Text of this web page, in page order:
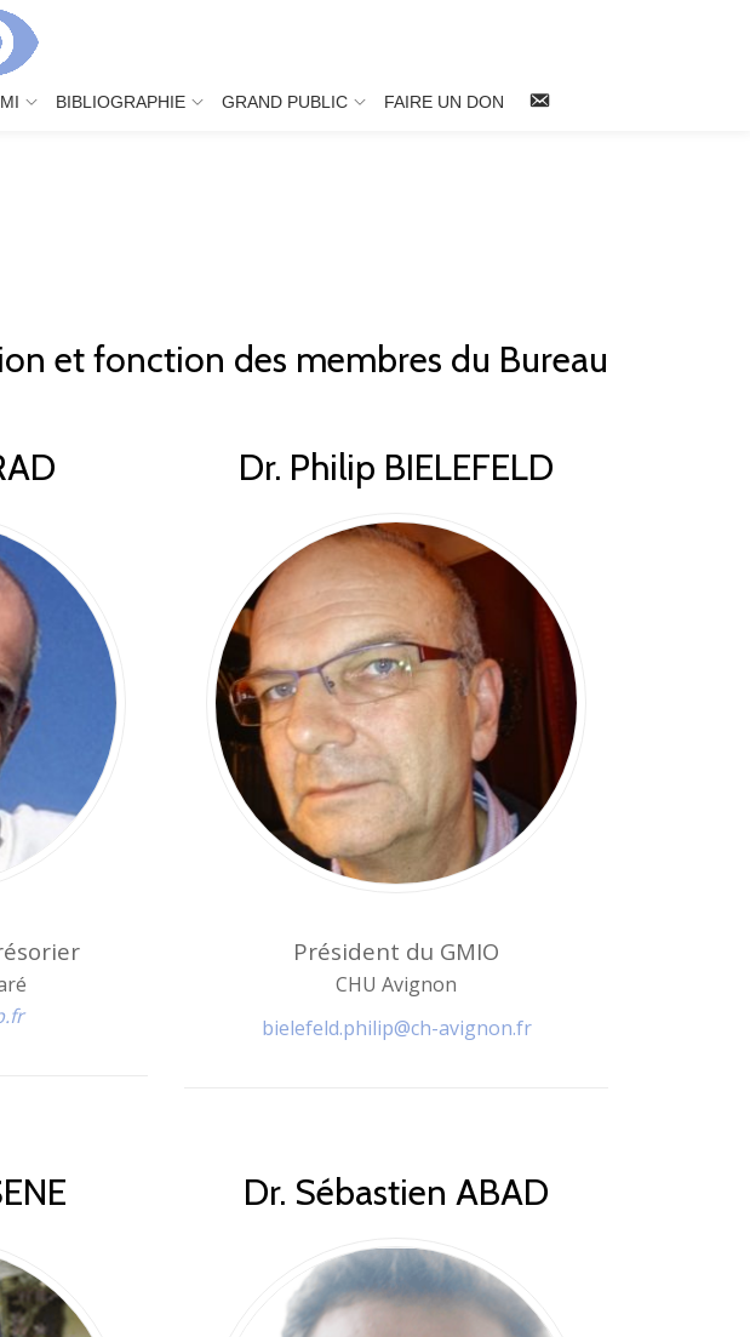
BIBLIOGRAPHIE GRAND PUBLIC FAIRE UN DON
NOUS
et fonction des membres du Bureau
Dr. Philip BIELEFELD
Président du GMIO
CHU Avignon
bielefeld.philip@ch-avignon.fr
Dr. Sébastien ABAD